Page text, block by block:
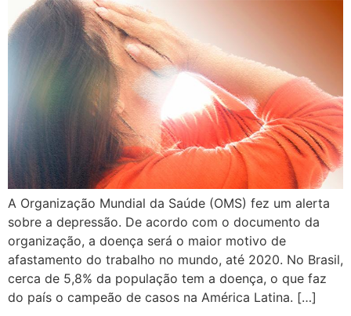
A Organização Mundial da Saúde (OMS) fez um alerta
sobre a depressão. De acordo com o documento da
organização, a doença será o maior motivo de
afastamento do trabalho no mundo, até 2020. No Brasil,
cerca de 5,8% da população tem a doença, o que faz
do país o campeão de casos na América Latina. […]